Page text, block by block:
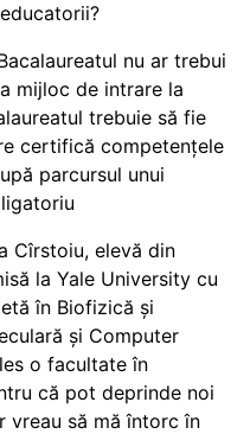
nu ar trebui
mijloc de intrare la
trebuie să fie
certifică competențele
parcursul unui
Cîrstoiu, elevă din
la Yale University cu
în Biofizică și
și Computer
o facultate în
că pot deprinde noi
vreau să mă întorc în